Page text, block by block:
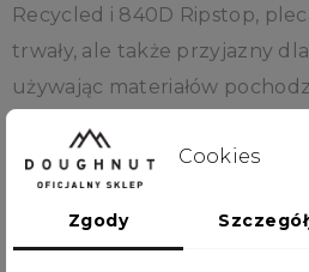
Recycled i 840D Ripstop,
trwały, ale także przyjazny
używając materiałów
odpadów oceanicznych.
Dzięki dużej pojemności,
spakować wszystkie
Cookies
Zgody